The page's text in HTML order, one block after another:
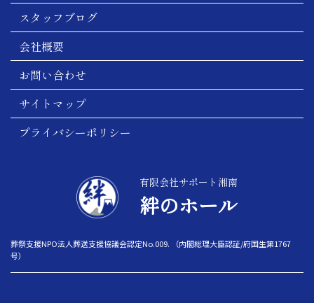
スタッフブログ
会社概要
お問い合わせ
サイトマップ
プライバシーポリシー
有限会社サポート湘南
絆のホール
葬祭支援NPO法人葬送支援協議会認定No.009. （内閣総理大臣認証/府国生第1767
号）